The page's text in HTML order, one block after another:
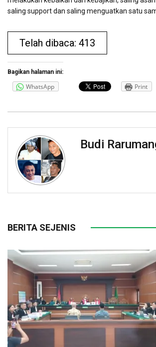
saling support dan saling menguatkan satu
Telah dibaca: 413
Bagikan halaman ini:
WhatsApp Print
Budi
BERITA SEJENIS